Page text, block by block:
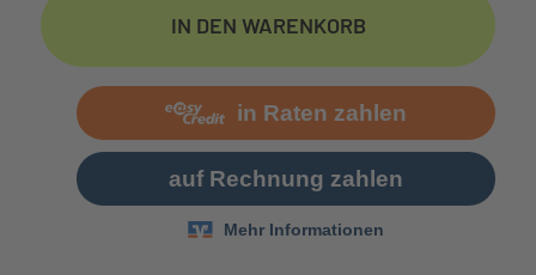
IN DEN WARENKORB